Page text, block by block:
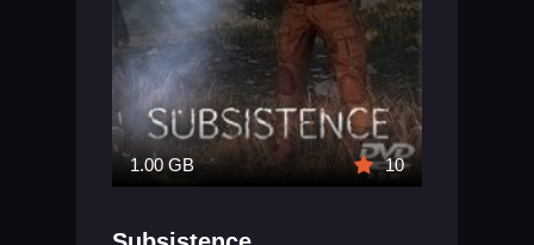
1.00 GB 10